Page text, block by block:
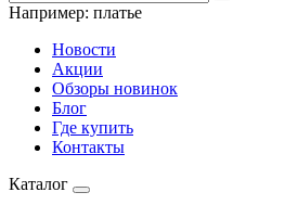
Например: платье
Новости
Акции
Обзоры новинок
Блог
Где купить
Контакты
Каталог